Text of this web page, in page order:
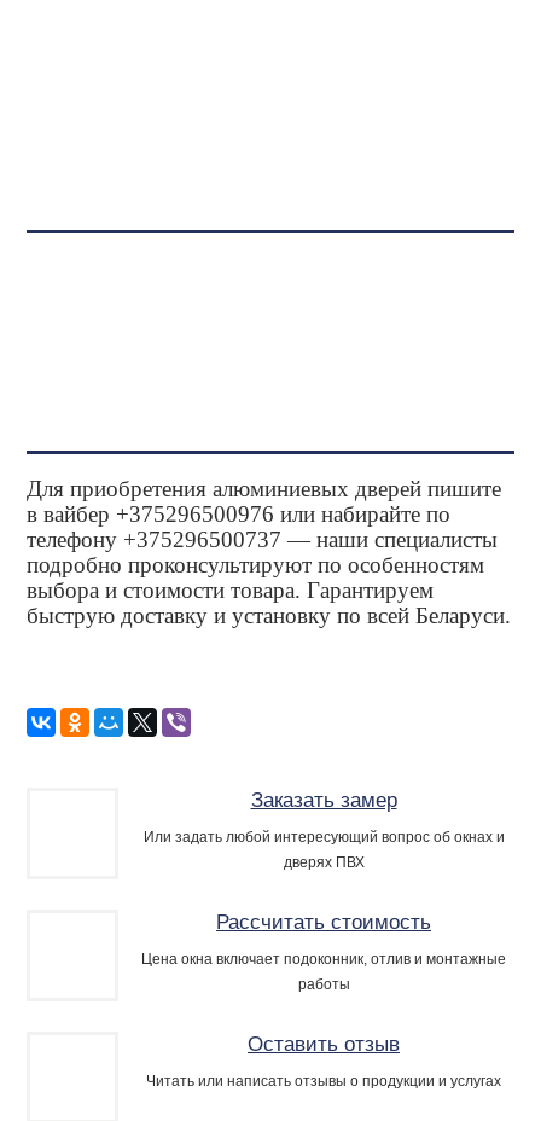
Для приобретения алюминиевых дверей пишите
в вайбер +375296500976 или набирайте по
телефону +375296500737 — наши специалисты
подробно проконсультируют по особенностям
выбора и стоимости товара. Гарантируем
быструю доставку и установку по всей Беларуси.
Заказать замер
Или задать любой интересующий вопрос об окнах и
дверях ПВХ
Рассчитать стоимость
Цена окна включает подоконник, отлив и монтажные
работы
Оставить отзыв
Читать или написать отзывы о продукции и услугах